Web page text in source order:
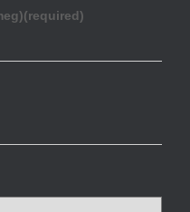
(required)